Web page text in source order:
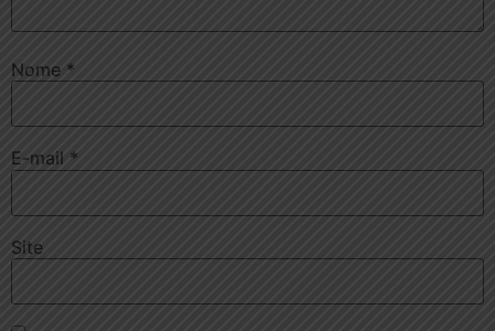
Nome *
E-mail *
Site